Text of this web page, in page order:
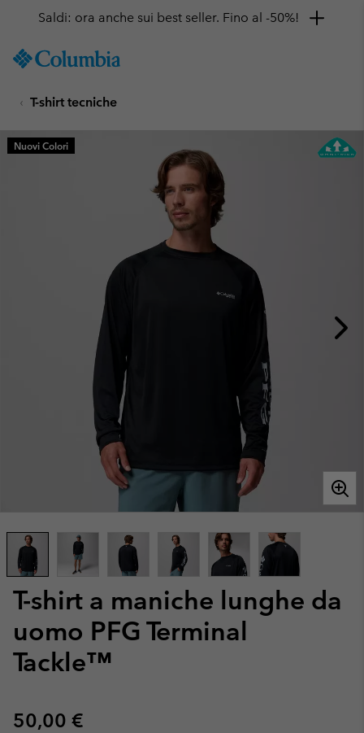
TO
SKIP
MAIN
NAV
Saldi: ora anche sui best seller. Fino al -50%!
T-shirt tecniche
T-shirt a maniche lunghe da
uomo PFG Terminal
Tackle™
Regular price:
50,00 €
Nuovi Colori